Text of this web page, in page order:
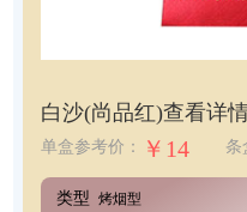
白沙(尚品红)查看详
单盒参考价： ￥14 条
类型 烤烟型